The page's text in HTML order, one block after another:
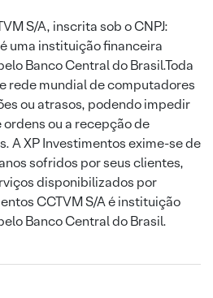
S/A, inscrita sob o CNPJ:
instituição financeira
Banco Central do Brasil.Toda
rede mundial de computadores
ou atrasos, podendo impedir
ou a recepção de
A XP Investimentos exime-se de
sofridos por seus clientes,
disponibilizados por
CCTVM S/A é instituição
Banco Central do Brasil.